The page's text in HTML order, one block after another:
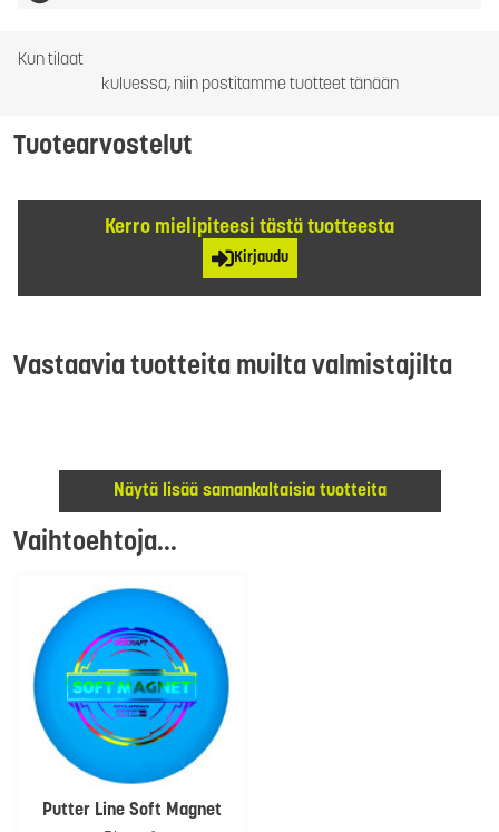
Kun tilaat
kuluessa, niin postitamme tuotteet tänään
Tuotearvostelut
Kerro mielipiteesi tästä tuotteesta
Kirjaudu
Vastaavia tuotteita muilta valmistajilta
Näytä lisää samankaltaisia tuotteita
Vaihtoehtoja...
Putter Line Soft Magnet